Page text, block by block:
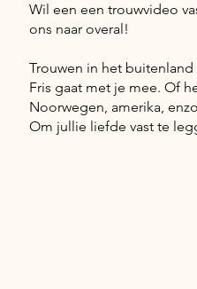
Wil een een trouwvideo
ons naar overal!
Trouwen in het
Fris gaat met je mee. Of
Noorwegen, amerika,
Om jullie liefde vast te